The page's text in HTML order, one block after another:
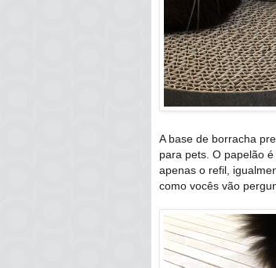
A base de borracha
para pets. O papelão
apenas o refil,
como vocês vão